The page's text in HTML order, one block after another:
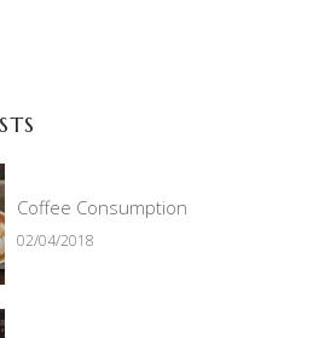
Coffee Consumption
02/04/2018